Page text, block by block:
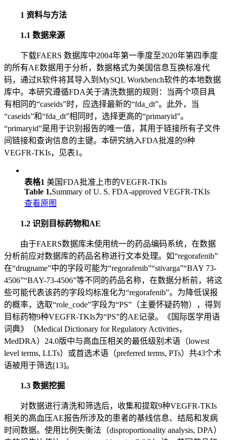
1 资料与方法
1.1 数据来源
下载FAERS 数据库中2004年第一季度至2020年第四季度
的所有AE数据用于分析，数据格式为美国信息互换标准代
码，通过R软件将其导入到MySQL Workbench软件的本地数据
库中。本研究遵循FDA关于清洗数据的规则：当两个项目具
有相同的“caseids”时，应选择最新的“fda_dt”。此外，当
“caseids”和“fda_dt”相同时，选择更高的“primaryid”。
“primaryid”是用于识别报告的唯一值，其用于链接所有子文件
间链接和查询信息的主键。本研究纳入FDA批准的9种
VEGFR-TKIs，见表1。
表格1 美国FDA批准上市的VEGFR-TKIs
Table 1.Summary of U. S. FDA-approved VEGFR-TKIs
查看原图
1.2 识别目标药物和AE
由于FAERS数据库未使用统一的药品编码系统，在数据
分析前应对数据库的药品名称进行文本处理。如“regorafenib”
在“drugname”中的字段可能为“regorafenib”“stivarga”“BAY 73-
4506”“BAY-73-4506”等不同的药品名称，在数据分析前，将这
些可能代表该药的字段均标准化为“regorafenib”。为降低误报
的概率，选取“role_code”字段为“PS”（主要怀疑药物），得到
目标药物9种VEGFR-TKIs为“PS”的AE记录。《国际医学用语
词典》（Medical Dictionary for Regulatory Activities，
MedDRA）24.0版中与高血压相关的最低级别术语（lowest
level terms, LLTs）或首选术语（preferred terms, PTs）共43个术
语被用于筛选[13]。
1.3 数据挖掘
对数据进行清洗和筛选后，收集和提取9种VEGFR-TKIs
相关的高血压AE报告所涉及的患者的基线信息、结局和发病
时间数据。使用比例失衡法（disproportionality analysis, DPA）